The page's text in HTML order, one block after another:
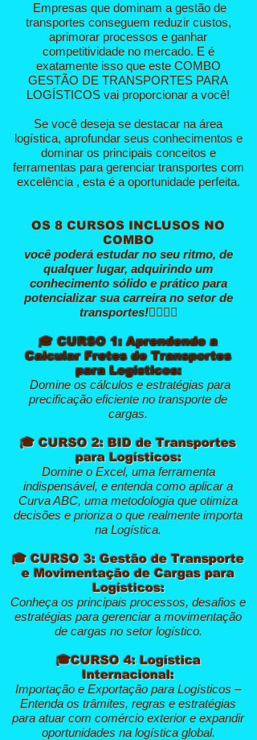
Empresas que dominam a gestão de
transportes conseguem reduzir custos,
aprimorar processos e ganhar
competitividade no mercado. E é
exatamente isso que este COMBO
GESTÃO DE TRANSPORTES PARA
LOGÍSTICOS vai proporcionar a você!
Se você deseja se destacar na área
logística, aprofundar seus conhecimentos e
dominar os principais conceitos e
ferramentas para gerenciar transportes com
excelência , esta é a oportunidade perfeita.
OS 8 CURSOS INCLUSOS NO
COMBO
você poderá estudar no seu ritmo, de
qualquer lugar, adquirindo um
conhecimento sólido e prático para
potencializar sua carreira no setor de
transportes!👇🏻👇🏻
🎓CURSO 1: Aprendendo a
Calcular Fretes de Transportes
para Logísticos:
Domine os cálculos e estratégias para
precificação eficiente no transporte de
cargas.
🎓 CURSO 2: BID de Transportes
para Logísticos:
Domine o Excel, uma ferramenta
indispensável, e entenda como aplicar a
Curva ABC, uma metodologia que otimiza
decisões e prioriza o que realmente importa
na Logística.
🎓 CURSO 3: Gestão de Transporte
e Movimentação de Cargas para
Logísticos:
Conheça os principais processos, desafios e
estratégias para gerenciar a movimentação
de cargas no setor logístico.
🎓CURSO 4: Logística
Internacional:
Importação e Exportação para Logísticos –
Entenda os trâmites, regras e estratégias
para atuar com comércio exterior e expandir
oportunidades na logística global.